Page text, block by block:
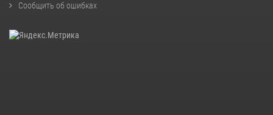
Сообщить об ошибках